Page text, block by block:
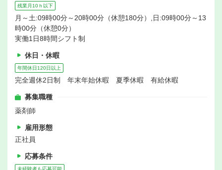
残業月10ｈ以下
月～土:09時00分～20時00分（休憩180分）,日:09時00分～13
時00分（休憩0分）
実働1日8時間シフト制
休日・休暇
年間休日120日以上
完全週休2日制 年末年始休暇 夏季休暇 有給休暇
募集職種
薬剤師
雇用形態
正社員
応募条件